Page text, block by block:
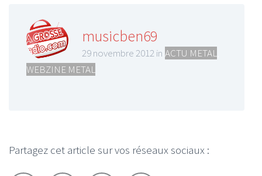
musicben69
29 novembre 2012 in ACTU METAL
WEBZINE METAL
Partagez cet article sur vos réseaux sociaux :